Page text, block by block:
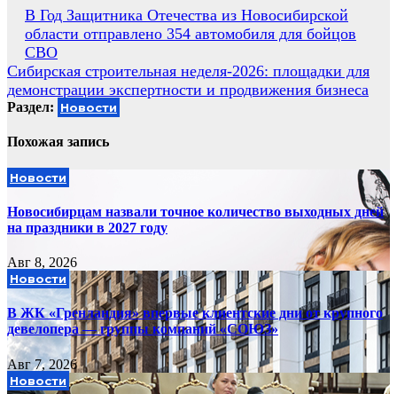
Навигация
по
записям
В Год Защитника Отечества из Новосибирской
области отправлено 354 автомобиля для бойцов
СВО
Сибирская строительная неделя-2026: площадки для
демонстрации экспертности и продвижения бизнеса
Раздел: Новости
Похожая запись
Новости
Новосибирцам назвали точное количество выходных дней
на праздники в 2027 году
Авг 8, 2026
Новости
В ЖК «Гренландия» впервые клиентские дни от крупного
девелопера — группы компаний «СОЮЗ»
Авг 7, 2026
Новости